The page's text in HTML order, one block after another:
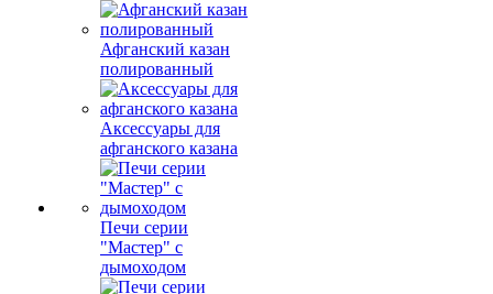
Афганский казан
полированный
Аксессуары для
афганского казана
Печи серии
"Мастер" с
дымоходом